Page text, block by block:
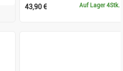
Auf Lager4Stk.
43,90 €